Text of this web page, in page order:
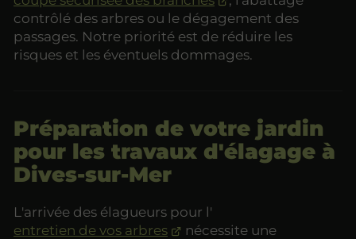
contrôlé des arbres ou le dégagement des
passages. Notre priorité est de réduire les
risques et les éventuels dommages.
Préparation de votre jardin
pour les travaux d'élagage à
Dives-sur-Mer
L'arrivée des élagueurs pour l'
entretien de vos arbres
nécessite une